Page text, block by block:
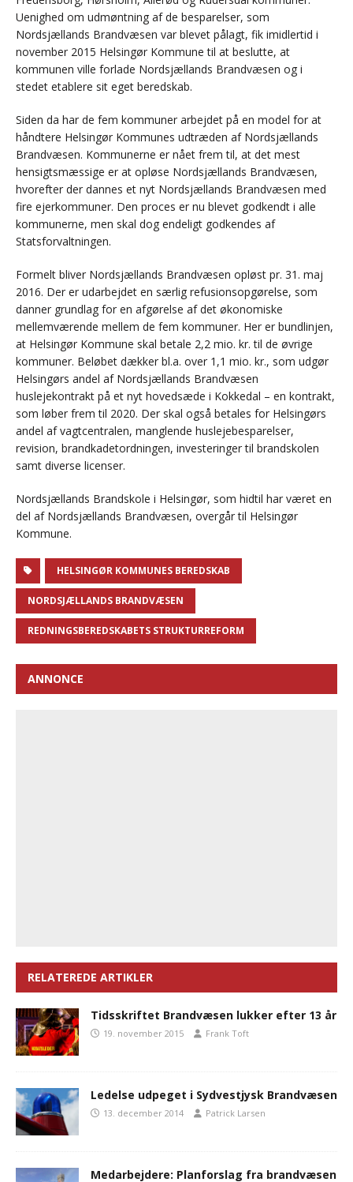
Uenighed om udmøntning af de besparelser, som
Nordsjællands Brandvæsen var blevet pålagt, fik imidlertid i
november 2015 Helsingør Kommune til at beslutte, at
kommunen ville forlade Nordsjællands Brandvæsen og i
stedet etablere sit eget beredskab.
Siden da har de fem kommuner arbejdet på en model for at
håndtere Helsingør Kommunes udtræden af Nordsjællands
Brandvæsen. Kommunerne er nået frem til, at det mest
hensigtsmæssige er at opløse Nordsjællands Brandvæsen,
hvorefter der dannes et nyt Nordsjællands Brandvæsen med
fire ejerkommuner. Den proces er nu blevet godkendt i alle
kommunerne, men skal dog endeligt godkendes af
Statsforvaltningen.
Formelt bliver Nordsjællands Brandvæsen opløst pr. 31. maj
2016. Der er udarbejdet en særlig refusionsopgørelse, som
danner grundlag for en afgørelse af det økonomiske
mellemværende mellem de fem kommuner. Her er bundlinjen,
at Helsingør Kommune skal betale 2,2 mio. kr. til de øvrige
kommuner. Beløbet dækker bl.a. over 1,1 mio. kr., som udgør
Helsingørs andel af Nordsjællands Brandvæsen
huslejekontrakt på et nyt hovedsæde i Kokkedal – en kontrakt,
som løber frem til 2020. Der skal også betales for Helsingørs
andel af vagtcentralen, manglende huslejebesparelser,
revision, brandkadetordningen, investeringer til brandskolen
samt diverse licenser.
Nordsjællands Brandskole i Helsingør, som hidtil har været en
del af Nordsjællands Brandvæsen, overgår til Helsingør
Kommune.
HELSINGØR KOMMUNES BEREDSKAB
NORDSJÆLLANDS BRANDVÆSEN
REDNINGSBEREDSKABETS STRUKTURREFORM
ANNONCE
RELATEREDE ARTIKLER
Tidsskriftet Brandvæsen lukker efter 13 år
19. november 2015 Frank Toft
Ledelse udpeget i Sydvestjysk Brandvæsen
13. december 2014 Patrick Larsen
Medarbejdere: Planforslag fra brandvæsen